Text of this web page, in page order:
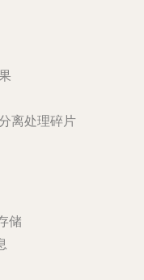
离处理碎片
储